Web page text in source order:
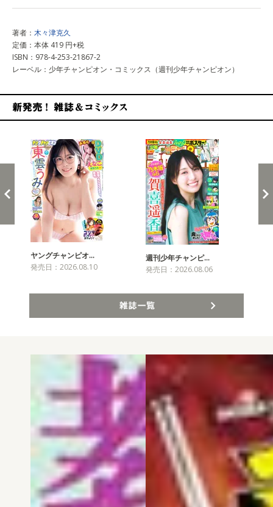
著者： 木々津克久
定価：本体 419 円+税
ISBN：978-4-253-21867-2
レーベル：少年チャンピオン・コミックス（週刊少年チャンピオン）
ヤングチャンピオ…
発売日：2026.08.10
週刊少年チャンピ…
発売日：2026.08.06